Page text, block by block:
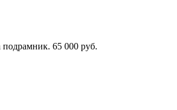
подрамник. 65 000 руб.